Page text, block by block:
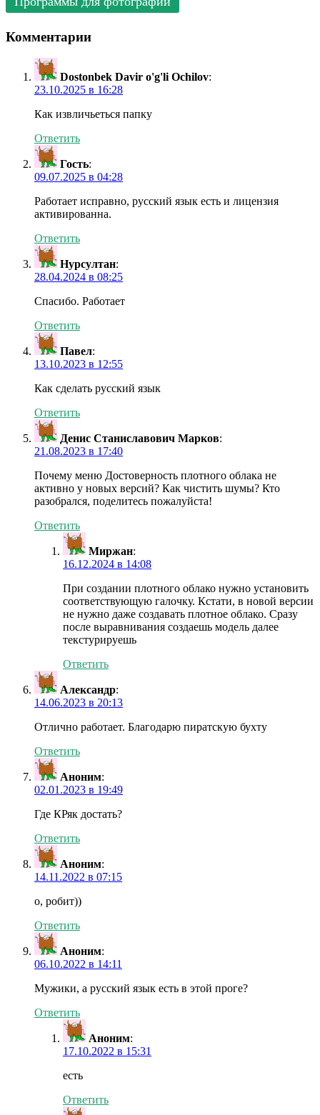
Комментарии
Dostonbek Davir o'g'li Ochilov:
23.10.2025 в 16:28
Как извличьеться папку
Ответить
Гость:
09.07.2025 в 04:28
Работает исправно, русский язык есть и лицензия
активированна.
Ответить
Нурсултан:
28.04.2024 в 08:25
Спасибо. Работает
Ответить
Павел:
13.10.2023 в 12:55
Как сделать русский язык
Ответить
Денис Станиславович Марков:
21.08.2023 в 17:40
Почему меню Достоверность плотного облака не
активно у новых версий? Как чистить шумы? Кто
разобрался, поделитесь пожалуйста!
Ответить
Миржан:
16.12.2024 в 14:08
При создании плотного облако нужно установить
соответствующую галочку. Кстати, в новой версии
не нужно даже создавать плотное облако. Сразу
после выравнивания создаешь модель далее
текстурируешь
Ответить
Александр:
14.06.2023 в 20:13
Отлично работает. Благодарю пиратскую бухту
Ответить
Аноним:
02.01.2023 в 19:49
Где КРяк достать?
Ответить
Аноним:
14.11.2022 в 07:15
о, робит))
Ответить
Аноним:
06.10.2022 в 14:11
Мужики, а русский язык есть в этой проге?
Ответить
Аноним:
17.10.2022 в 15:31
есть
Ответить